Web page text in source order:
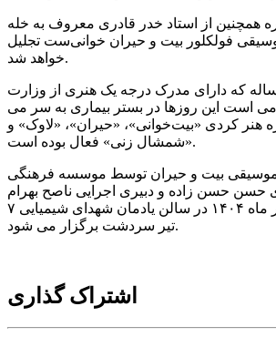
همچنین از استاد خدر قادری معروف به خلە
فولکلور بیت و حیران خوانی‌ست تجلیل
خواهد شد.
استاد ۱۰۹ ساله که دارای مدرک درجه یک هنری از وزارت
است این روزها در بستر بیماری به سر می
هنر کردی «بیت‌خوانی»، «حیران»، «لاوک» و
«شمشال‌ زنی» فعال بوده است.
موسیقی بیت و حیران توسط موسسه فرهنگی
حسن حسن زاده و دبیری اجرایی ناصح بهرام
بیگی از ۱۱ تا ۱۳ آذر ماه ۱۴۰۴ در سالن یادمان شهدای شیمیایی ۷
تیر سردشت برگزار می شود.
اشتراک گذاری